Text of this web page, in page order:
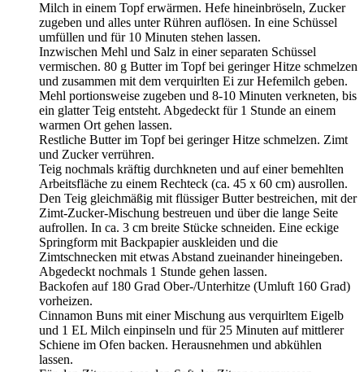
Milch in einem Topf erwärmen. Hefe hineinbröseln, Zucker
zugeben und alles unter Rühren auflösen. In eine Schüssel
umfüllen und für 10 Minuten stehen lassen.
Inzwischen Mehl und Salz in einer separaten Schüssel
vermischen. 80 g Butter im Topf bei geringer Hitze schmelzen
und zusammen mit dem verquirlten Ei zur Hefemilch geben.
Mehl portionsweise zugeben und 8-10 Minuten verkneten, bis
ein glatter Teig entsteht. Abgedeckt für 1 Stunde an einem
warmen Ort gehen lassen.
Restliche Butter im Topf bei geringer Hitze schmelzen. Zimt
und Zucker verrühren.
Teig nochmals kräftig durchkneten und auf einer bemehlten
Arbeitsfläche zu einem Rechteck (ca. 45 x 60 cm) ausrollen.
Den Teig gleichmäßig mit flüssiger Butter bestreichen, mit der
Zimt-Zucker-Mischung bestreuen und über die lange Seite
aufrollen. In ca. 3 cm breite Stücke schneiden. Eine eckige
Springform mit Backpapier auskleiden und die
Zimtschnecken mit etwas Abstand zueinander hineingeben.
Abgedeckt nochmals 1 Stunde gehen lassen.
Backofen auf 180 Grad Ober-/Unterhitze (Umluft 160 Grad)
vorheizen.
Cinnamon Buns mit einer Mischung aus verquirltem Eigelb
und 1 EL Milch einpinseln und für 25 Minuten auf mittlerer
Schiene im Ofen backen. Herausnehmen und abkühlen
lassen.